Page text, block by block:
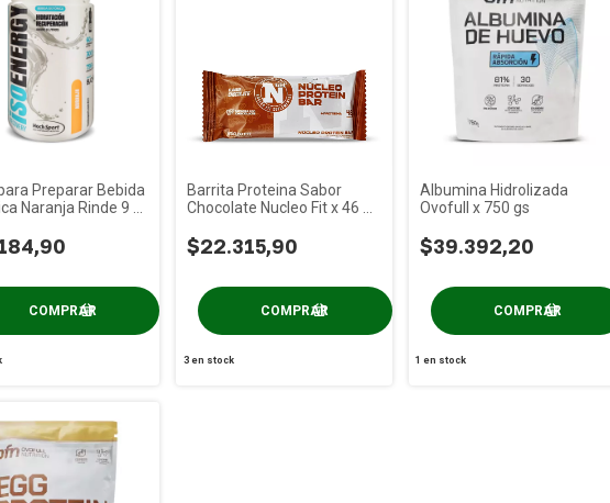
Preparar Bebida
Naranja Rinde 9 Lt
Barrita Proteina Sabor
Chocolate Nucleo Fit x 46 gs
$22.315,90
3en stock
Albumina Hidrolizada
Ovofull x 750 gs
$39.392,20
1 en stock